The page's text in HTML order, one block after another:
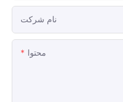
نام شرکت
محتوا